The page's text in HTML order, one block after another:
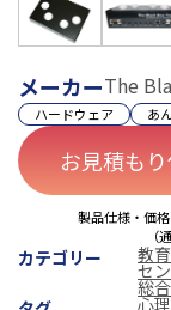
メーカーThe
ハードウェア あ
お見積も
製品仕様・価
（
カテゴリー 教
セ
総
心